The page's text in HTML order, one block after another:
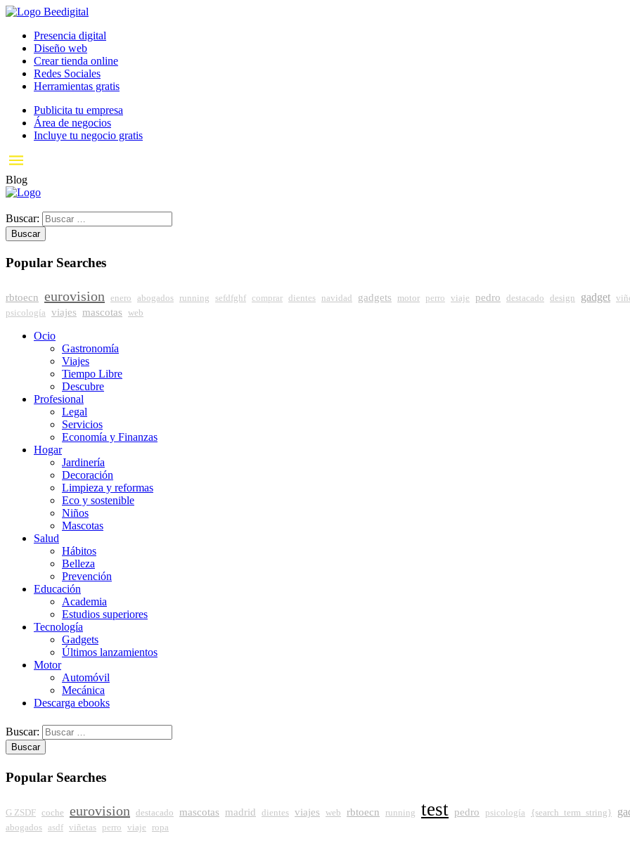
Presencia digital
Diseño web
Crear tienda online
Redes Sociales
Herramientas gratis
Publicita tu empresa
Área de negocios
Incluye tu negocio gratis
Blog
Buscar:
Popular Searches
rbtoecn eurovision enero abogados running sefdfghf comprar dientes navidad gadgets motor perro viaje pedro destacado design gadget
psicología viajes mascotas web
Ocio
Gastronomía
Viajes
Tiempo Libre
Descubre
Profesional
Legal
Servicios
Economía y Finanzas
Hogar
Jardinería
Decoración
Limpieza y reformas
Eco y sostenible
Niños
Mascotas
Salud
Hábitos
Belleza
Prevención
Educación
Academia
Estudios superiores
Tecnología
Gadgets
Últimos lanzamientos
Motor
Automóvil
Mecánica
Descarga ebooks
Buscar:
Popular Searches
G ZSDF coche eurovision destacado mascotas madrid dientes viajes web rbtoecn running test pedro psicología {search_term_string}
abogados asdf viñetas perro viaje ropa